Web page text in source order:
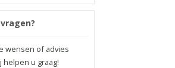
wensen of advies
helpen u graag!